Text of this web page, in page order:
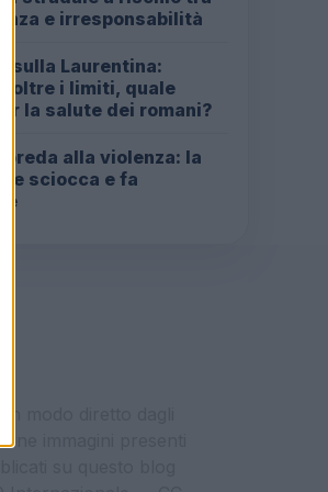
e irresponsabilità
sulla Laurentina:
oltre i limiti, quale
la salute dei romani?
preda alla violenza: la
sciocca e fa
modo diretto dagli
immagini presenti